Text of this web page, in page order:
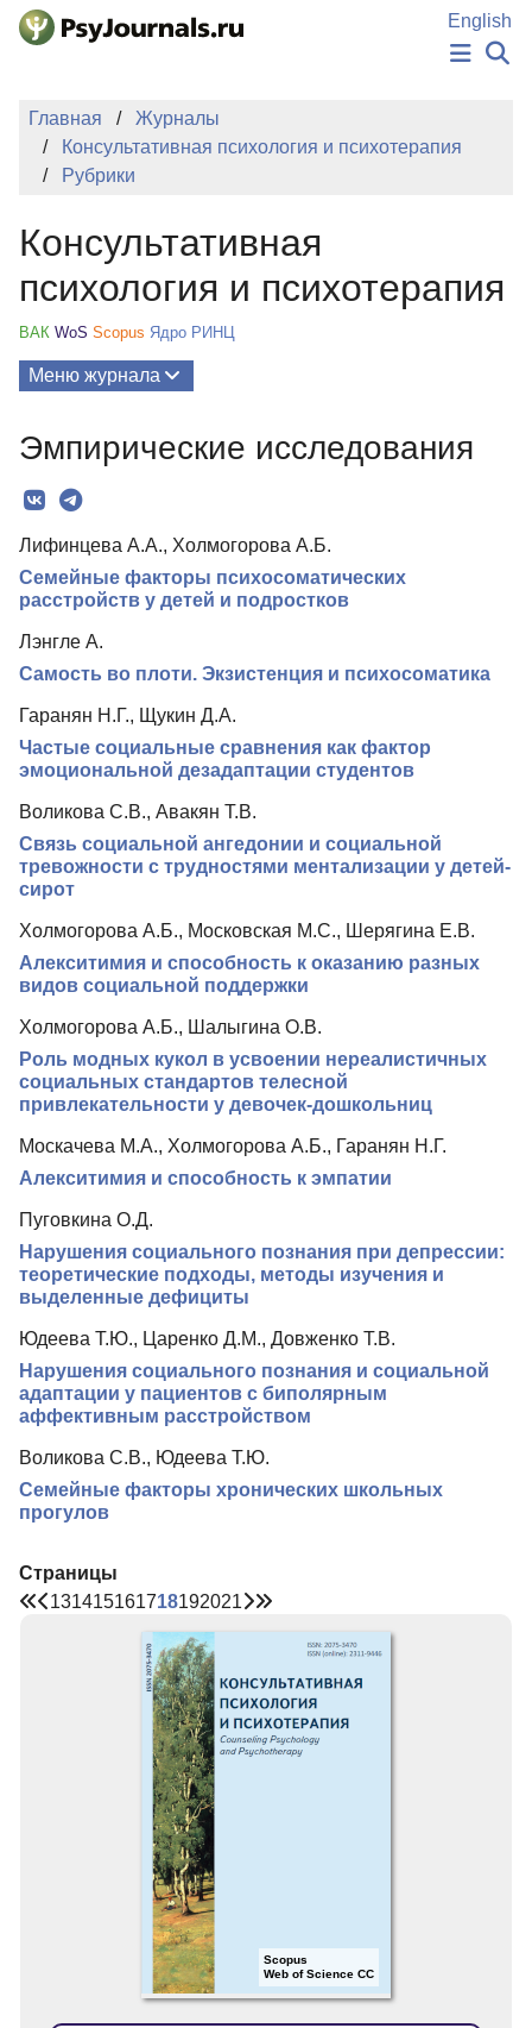
Перейти к основному содержанию
English
НОВОСТИ
КЛЮЧЕВЫЕ СЛОВА
Регистрация
Главная
Журналы
Консультативная психология и психотерапия
Рубрики
Консультативная
психология и психотерапия
ВАК WoS Scopus Ядро РИНЦ
Меню журнала
О Журнале
Миссия
Редколлегия
Редакционная политика
Индексирование
Для авторов
Рубрики
Подписка
Контакты
Эмпирические исследования
Лифинцева А.А., Холмогорова А.Б.
Семейные факторы психосоматических
расстройств у детей и подростков
Лэнгле А.
Самость во плоти. Экзистенция и психосоматика
Гаранян Н.Г., Щукин Д.А.
Частые социальные сравнения как фактор
эмоциональной дезадаптации студентов
Воликова С.В., Авакян Т.В.
Связь социальной ангедонии и социальной
тревожности с трудностями ментализации у детей-
сирот
Холмогорова А.Б., Московская М.С., Шерягина Е.В.
Алекситимия и способность к оказанию разных
видов социальной поддержки
Холмогорова А.Б., Шалыгина О.В.
Роль модных кукол в усвоении нереалистичных
социальных стандартов телесной
привлекательности у девочек-дошкольниц
Москачева М.А., Холмогорова А.Б., Гаранян Н.Г.
Алекситимия и способность к эмпатии
Пуговкина О.Д.
Нарушения социального познания при депрессии:
теоретические подходы, методы изучения и
выделенные дефициты
Юдеева Т.Ю., Царенко Д.М., Довженко Т.В.
Нарушения социального познания и социальной
адаптации у пациентов с биполярным
аффективным расстройством
Воликова С.В., Юдеева Т.Ю.
Семейные факторы хронических школьных
прогулов
Страницы
131415161718192021
Scopus
Web of Science CC